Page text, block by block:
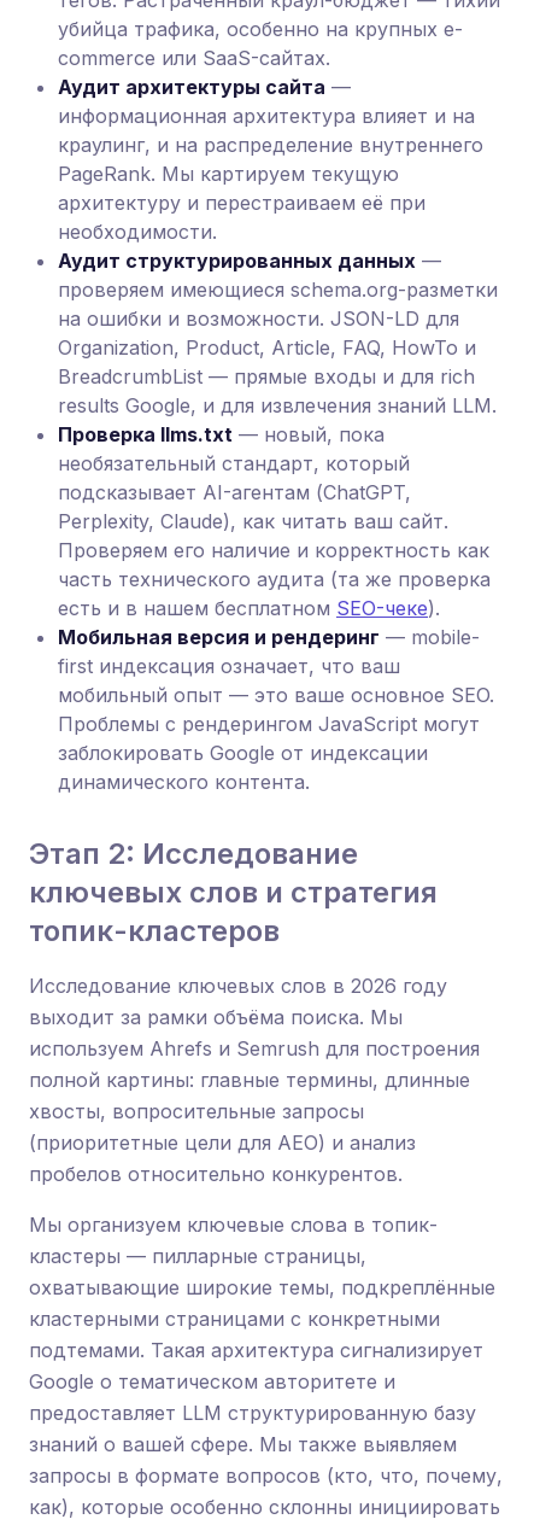
убийца трафика, особенно на крупных e-
commerce или SaaS-сайтах.
Аудит архитектуры сайта —
информационная архитектура влияет и на
краулинг, и на распределение внутреннего
PageRank. Мы картируем текущую
архитектуру и перестраиваем её при
необходимости.
Аудит структурированных данных —
проверяем имеющиеся schema.org-разметки
на ошибки и возможности. JSON-LD для
Organization, Product, Article, FAQ, HowTo и
BreadcrumbList — прямые входы и для rich
results Google, и для извлечения знаний LLM.
Проверка llms.txt — новый, пока
необязательный стандарт, который
подсказывает AI-агентам (ChatGPT,
Perplexity, Claude), как читать ваш сайт.
Проверяем его наличие и корректность как
часть технического аудита (та же проверка
есть и в нашем бесплатном SEO-чеке).
Мобильная версия и рендеринг — mobile-
first индексация означает, что ваш
мобильный опыт — это ваше основное SEO.
Проблемы с рендерингом JavaScript могут
заблокировать Google от индексации
динамического контента.
Этап 2: Исследование
ключевых слов и стратегия
топик-кластеров
Исследование ключевых слов в 2026 году
выходит за рамки объёма поиска. Мы
используем Ahrefs и Semrush для построения
полной картины: главные термины, длинные
хвосты, вопросительные запросы
(приоритетные цели для AEO) и анализ
пробелов относительно конкурентов.
Мы организуем ключевые слова в топик-
кластеры — пилларные страницы,
охватывающие широкие темы, подкреплённые
кластерными страницами с конкретными
подтемами. Такая архитектура сигнализирует
Google о тематическом авторитете и
предоставляет LLM структурированную базу
знаний о вашей сфере. Мы также выявляем
запросы в формате вопросов (кто, что, почему,
как), которые особенно склонны инициировать